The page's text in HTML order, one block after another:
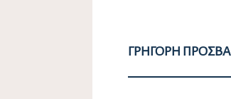
ΓΡΉΓΟΡΗ